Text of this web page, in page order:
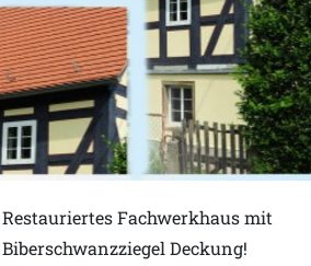
Restauriertes Fachwerkhaus mit
Biberschwanzziegel Deckung!